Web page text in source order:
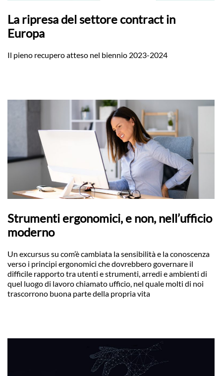
La ripresa del settore contract in
Europa
Il pieno recupero atteso nel biennio 2023-2024
Strumenti ergonomici, e non, nell’ufficio
moderno
Un excursus su com’è cambiata la sensibilità e la conoscenza
verso i principi ergonomici che dovrebbero governare il
difficile rapporto tra utenti e strumenti, arredi e ambienti di
quel luogo di lavoro chiamato ufficio, nel quale molti di noi
trascorrono buona parte della propria vita